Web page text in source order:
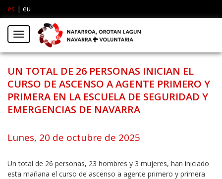
es | eu
Menú
UN TOTAL DE 26 PERSONAS INICIAN EL
CURSO DE ASCENSO A AGENTE PRIMERO Y
PRIMERA EN LA ESCUELA DE SEGURIDAD Y
EMERGENCIAS DE NAVARRA
Lunes, 20 de octubre de 2025
Un total de 26 personas, 23 hombres y 3 mujeres, han iniciado
esta mañana el curso de ascenso a agente primero y primera